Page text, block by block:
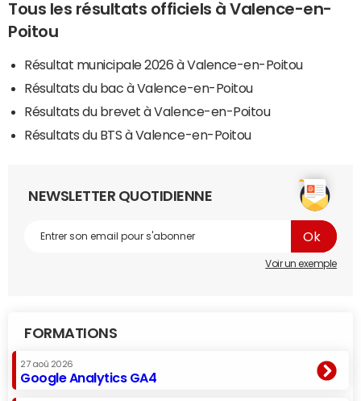
Tous les résultats officiels à Valence-en-
Poitou
Résultat municipale 2026 à Valence-en-Poitou
Résultats du bac à Valence-en-Poitou
Résultats du brevet à Valence-en-Poitou
Résultats du BTS à Valence-en-Poitou
NEWSLETTER QUOTIDIENNE
Voir un exemple
FORMATIONS
27 aoû 2026
Google Analytics GA4